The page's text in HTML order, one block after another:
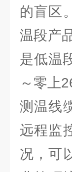
的盲区
温段产
是低温
～零上
测温线
远程监
况，可